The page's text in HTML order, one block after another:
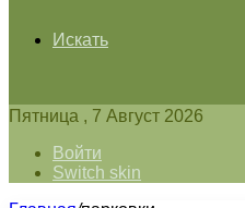
Искать
Пятница , 7 Август 2026
Войти
Switch skin